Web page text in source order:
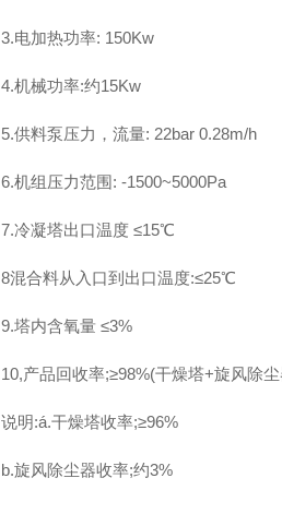
3.电加热功率: 150Kw
4.机械功率:约15Kw
5.供料泵压力，流量: 22bar 0.28m/h
6.机组压力范围: -1500~5000Pa
7.冷凝塔出口温度 ≤15℃
8混合料从入口到出口温度:≤25℃
9.塔内含氧量 ≤3%
10,产品回收率;≥98%(干燥塔+旋风除
说明:á.干燥塔收率;≥96%
b.旋风除尘器收率;约3%